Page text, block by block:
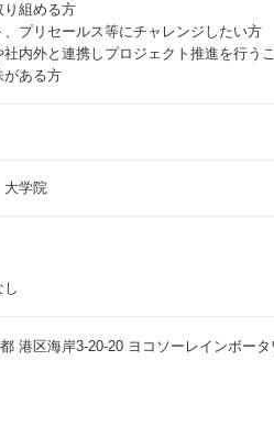
り組める方
、プリセールス等にチャレンジしたい方
社内外と連携しプロジェクト推進を行う
がある方
学院
港区海岸3-20-20 ヨコソーレインボー